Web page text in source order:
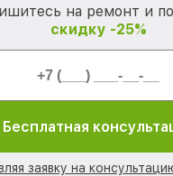
на ремонт и
скидку -25%
Бесплатная
заявку на